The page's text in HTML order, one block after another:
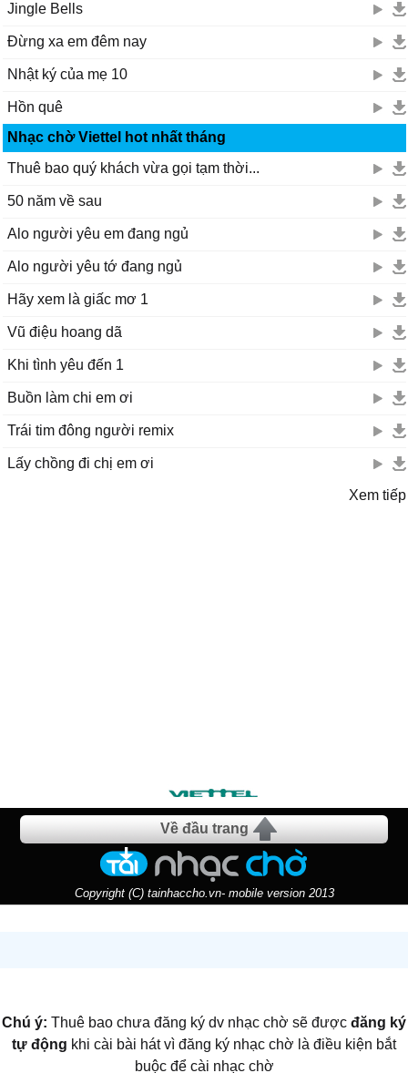
Jingle Bells
Đừng xa em đêm nay
Nhật ký của mẹ 10
Hồn quê
Nhạc chờ Viettel hot nhất tháng
Thuê bao quý khách vừa gọi tạm thời...
50 năm về sau
Alo người yêu em đang ngủ
Alo người yêu tớ đang ngủ
Hãy xem là giấc mơ 1
Vũ điệu hoang dã
Khi tình yêu đến 1
Buồn làm chi em ơi
Trái tim đông người remix
Lấy chồng đi chị em ơi
Xem tiếp
Về đầu trang
Copyright (C) tainhaccho.vn- mobile version 2013
Chú ý: Thuê bao chưa đăng ký dv nhạc chờ sẽ được đăng ký
tự động khi cài bài hát vì đăng ký nhạc chờ là điều kiện bắt
buộc để cài nhạc chờ